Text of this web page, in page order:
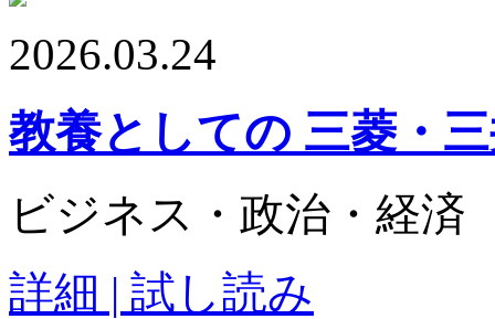
2026.03.24
教養としての 三菱・
ビジネス・政治・経済
詳細 | 試し読み